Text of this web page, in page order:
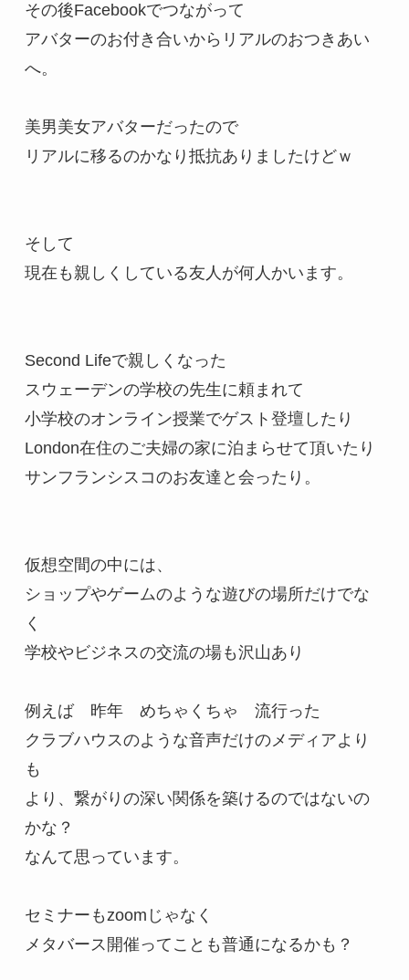
その後Facebookでつながって
アバターのお付き合いからリアルのおつきあい
へ。
美男美女アバターだったので
リアルに移るのかなり抵抗ありましたけどｗ
そして
現在も親しくしている友人が何人かいます。
Second Lifeで親しくなった
スウェーデンの学校の先生に頼まれて
小学校のオンライン授業でゲスト登壇したり
London在住のご夫婦の家に泊まらせて頂いたり
サンフランシスコのお友達と会ったり。
仮想空間の中には、
ショップやゲームのような遊びの場所だけでな
く
学校やビジネスの交流の場も沢山あり
例えば　昨年　めちゃくちゃ　流行った
クラブハウスのような音声だけのメディアより
も
より、繋がりの深い関係を築けるのではないの
かな？
なんて思っています。
セミナーもzoomじゃなく
メタバース開催ってことも普通になるかも？